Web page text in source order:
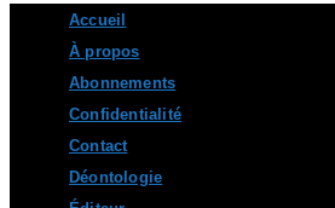
content
Accueil
À propos
Abonnements
Confidentialité
Contact
Déontologie